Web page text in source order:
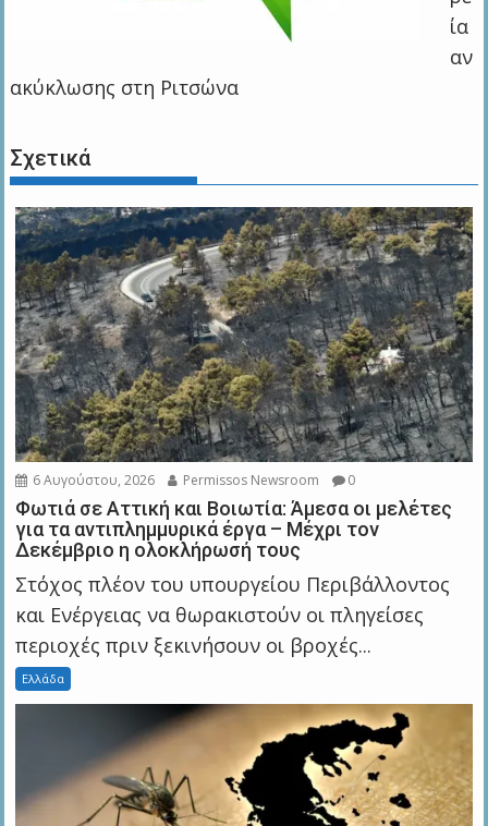
ία
αν
ακύκλωσης στη Ριτσώνα
Σχετικά
6 Αυγούστου, 2026 Permissos Newsroom 0
Φωτιά σε Αττική και Βοιωτία: Άμεσα οι μελέτες
για τα αντιπλημμυρικά έργα – Μέχρι τον
Δεκέμβριο η ολοκλήρωσή τους
Στόχος πλέον του υπουργείου Περιβάλλοντος
και Ενέργειας να θωρακιστούν οι πληγείσες
περιοχές πριν ξεκινήσουν οι βροχές...
Ελλάδα